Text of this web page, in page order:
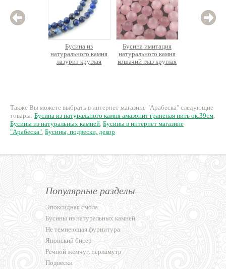
Бусина из
натурального камня
лазурит круглая
Бусина имитация
натурального камня
кошачий глаз круглая
Также Вы можете выбрать в интернет-магазине "Арабеска" следующие
товары: Бусина из натурального камня амазонит граненая нить ок.39см,
Бусины из натуральных камней, Бусины в интернет магазине
"Арабеска", Бусины, подвески, декор
Популярные разделы
Эпоксидная смола
Бусины из натуральных камней
Не темнеющая фурнитура
Японский бисер
Речной жемчуг, перламутр
Подвески